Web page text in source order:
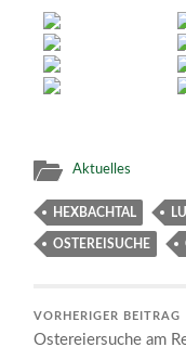
Aktuelles
HEXBACHTAL
OSTEREISUCHE
VORHERIGER BEITRAG
Ostereiersuche am